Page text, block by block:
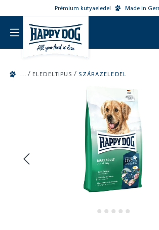
Prémium kutyaeledel Made in
/ ELEDELTIPUS / SZÁRAZELEDEL